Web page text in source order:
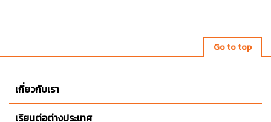
Go to top
เกี่ยวกับเรา
เรียนต่อต่างประเทศ